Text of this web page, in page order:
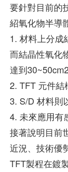
要針對目前的
紹氧化物半導
1. 材料上分成
而結晶性氧化
達到
2. TFT 元件結
3. S/D 材料則
4. 未來應用有
接著說明目前
近況、技術優
TFT製程在鍍